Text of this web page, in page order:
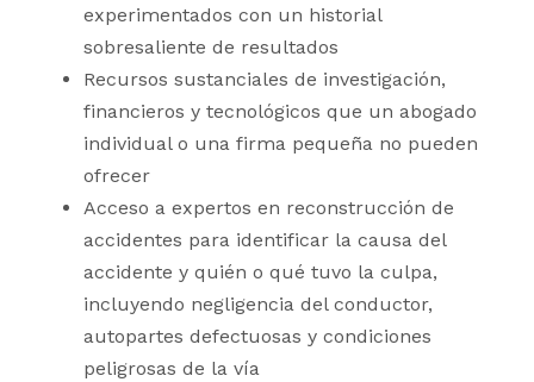
experimentados con un historial
sobresaliente de resultados
Recursos sustanciales de investigación,
financieros y tecnológicos que un abogado
individual o una firma pequeña no pueden
ofrecer
Acceso a expertos en reconstrucción de
accidentes para identificar la causa del
accidente y quién o qué tuvo la culpa,
incluyendo negligencia del conductor,
autopartes defectuosas y condiciones
peligrosas de la vía